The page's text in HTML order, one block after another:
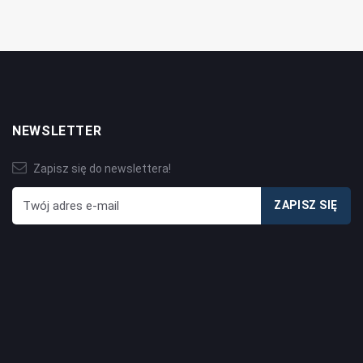
NEWSLETTER
Zapisz się do newslettera!